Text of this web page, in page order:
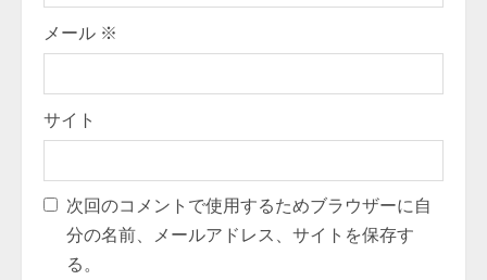
メール ※
サイト
次回のコメントで使用するためブラウザーに自
分の名前、メールアドレス、サイトを保存す
る。